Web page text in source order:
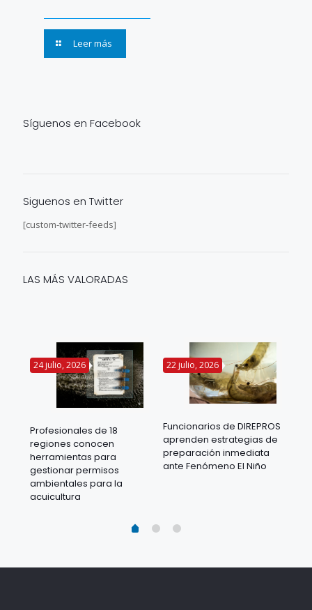
Leer más
Síguenos en Facebook
Siguenos en Twitter
[custom-twitter-feeds]
LAS MÁS VALORADAS
24 julio, 2026
Profesionales de 18
regiones conocen
herramientas para
gestionar permisos
ambientales para la
acuicultura
22 julio, 2026
Funcionarios de DIREPROS
aprenden estrategias de
preparación inmediata
ante Fenómeno El Niño